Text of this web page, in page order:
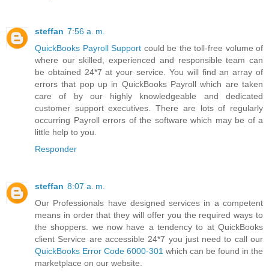
steffan 7:56 a. m.
QuickBooks Payroll Support could be the toll-free volume of
where our skilled, experienced and responsible team can
be obtained 24*7 at your service. You will find an array of
errors that pop up in QuickBooks Payroll which are taken
care of by our highly knowledgeable and dedicated
customer support executives. There are lots of regularly
occurring Payroll errors of the software which may be of a
little help to you.
Responder
steffan 8:07 a. m.
Our Professionals have designed services in a competent
means in order that they will offer you the required ways to
the shoppers. we now have a tendency to at QuickBooks
client Service are accessible 24*7 you just need to call our
QuickBooks Error Code 6000-301 which can be found in the
marketplace on our website.